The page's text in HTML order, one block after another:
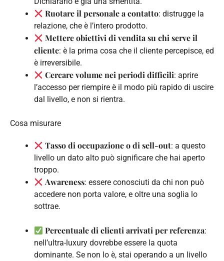
Ruotare il personale a contatto: distrugge la
relazione, che è l’intero prodotto.
Mettere obiettivi di vendita su chi serve il
cliente: è la prima cosa che il cliente percepisce, ed
è irreversibile.
Cercare volume nei periodi difficili: aprire
l’accesso per riempire è il modo più rapido di uscire
dal livello, e non si rientra.
Cosa misurare
Tasso di occupazione o di sell-out: a questo
livello un dato alto può significare che hai aperto
troppo.
Awareness: essere conosciuti da chi non può
accedere non porta valore, e oltre una soglia lo
sottrae.
Percentuale di clienti arrivati per referenza:
nell’ultra-luxury dovrebbe essere la quota
dominante. Se non lo è, stai operando a un livello